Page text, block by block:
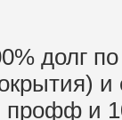
долг
и